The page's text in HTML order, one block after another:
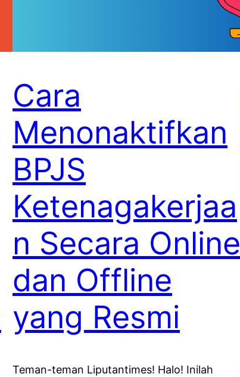
Cara
Menonaktifkan
BPJS
Ketenagakerjaa
n Secara Online
dan Offline
yang Resmi
Teman-teman Liputantimes! Halo! Inilah